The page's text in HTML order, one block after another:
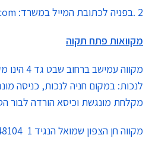
2 .בפניה לכתובת המייל במשרד: parsekravit@walla.com
מקוואות פתח תקוה
מקווה
לנכות: במקום חניה לנכות, כניסה
מקלחת מונגשת וכיסא הורדה לבור
מקווה חן הצפון שמואל הנגיד 1 03-9348104